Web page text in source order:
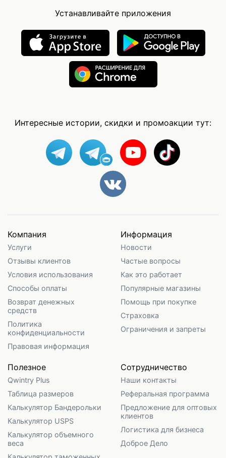
Устанавливайте приложения
Интересные истории, скидки и промоакции тут:
Компания
Услуги
Отзывы клиентов
Условия использования
Способы оплаты
Возврат денежных
средств
Политика
конфиденциальности
Правовая информация
Информация
Новости
Частые вопросы
Как это работает
Популярные магазины
Помощь при покупке
Страховка
Ограничения и запреты
Полезное
Qwintry Plus
Таблица размеров
Калькулятор Бандерольки
Калькулятор USPS
Калькулятор объемного
веса
Сотрудничество
Наши контакты
Реферальная программа
Предложение для оптовых
клиентов
Логистика для бизнеса
Доброе Дело